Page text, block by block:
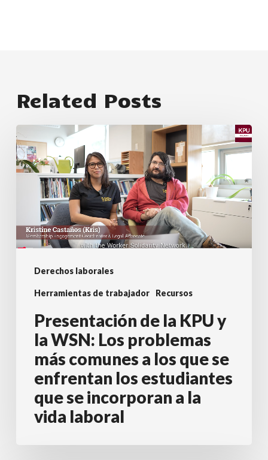
Related Posts
Derechos laborales
Herramientas de trabajador Recursos
Presentación
de
la
KPU
la
WSN:
problemas
más
comunes
que
enfrentan
Presentación de la KPU y
la WSN: Los problemas
más comunes a los que se
enfrentan los estudiantes
que se incorporan a la
vida laboral